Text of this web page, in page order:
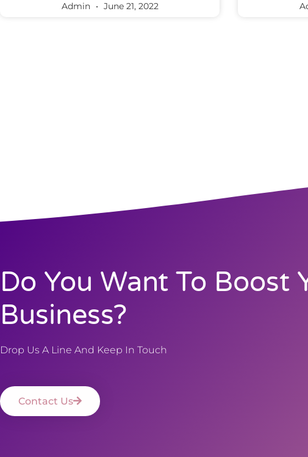
Admin June 21, 2022
Do You Want To Boost
Business?
Drop Us A Line And Keep In Touch
Contact Us